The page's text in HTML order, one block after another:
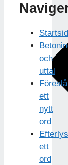
och
uttal
Föreslå
ett
nytt
ord
Efterlys
ett
ord